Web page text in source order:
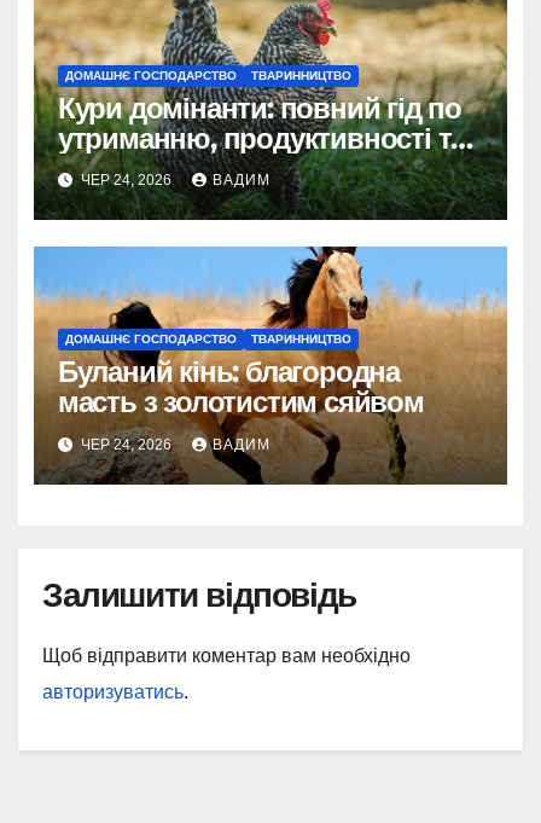
ДОМАШНЄ ГОСПОДАРСТВО ТВАРИННИЦТВО
Кури домінанти: повний гід по
утриманню, продуктивності та
догляду
ЧЕР 24, 2026 ВАДИМ
ДОМАШНЄ ГОСПОДАРСТВО ТВАРИННИЦТВО
Буланий кінь: благородна
масть з золотистим сяйвом
ЧЕР 24, 2026 ВАДИМ
Залишити відповідь
Щоб відправити коментар вам необхідно
авторизуватись.